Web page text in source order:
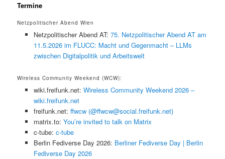
Termine
Netzpolitischer Abend Wien
Netzpolitischer Abend AT: 75. Netzpolitischer Abend AT am
11.5.2026 im FLUCC: Macht und Gegenmacht – LLMs
zwischen Digitalpolitik und Arbeitswelt
Wireless Community Weekend (WCW):
wiki.freifunk.net: Wireless Community Weekend 2026 –
wiki.freifunk.net
freifunk.net: ffwcw (@ffwcw@social.freifunk.net)
matrix.to: You’re invited to talk on Matrix
c-tube: c-tube
Berlin Fediverse Day 2026: Berliner Fediverse Day | Berlin
Fediverse Day 2026